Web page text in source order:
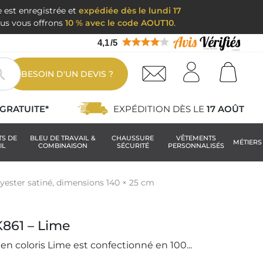
est enregistrée etexpédiée dès le lundi 17
vous offrons 10 % avec le code AOUT10.
4,1/5
BESOIN D'UN DEVIS ?
GRATUITE* EXPÉDITION DÈS LE 17 AOÛT
DE
BLEU DE TRAVAIL &
COMBINAISON
CHAUSSURE
SÉCURITÉ
VÊTEMENTS
PERSONNALISÉS
MÉTIERS
satiné, dimensions 140 × 25 cm
– Lime
coloris Lime est confectionné en 100...